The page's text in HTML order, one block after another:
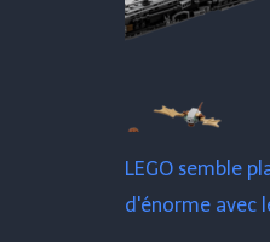
LEGO semble
d'énorme avec